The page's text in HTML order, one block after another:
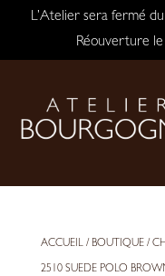
L’Atelier sera fermé
Réouverture
ACCUEIL/ BOUTIQUE/
2510 SUEDE POLO